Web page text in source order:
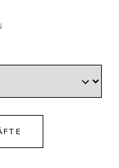
Alpine
Pro